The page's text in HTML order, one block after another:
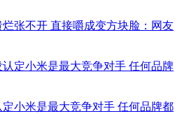
张不开 直接嚼成变方块脸：网友
小米是最大竞争对手 任何品牌都